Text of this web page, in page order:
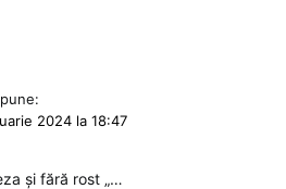
2024 la 18:47
și fără rost „…